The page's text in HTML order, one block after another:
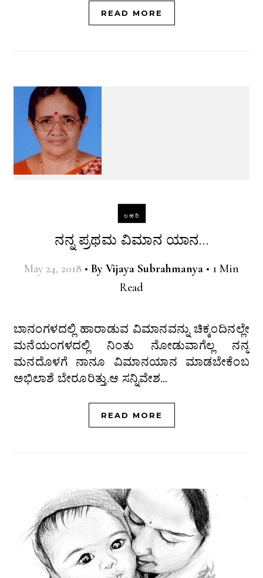
READ MORE
ಲಹರಿ
ನನ್ನ ಪ್ರಥಮ ವಿಮಾನ ಯಾನ…
May 24, 2018 • By Vijaya Subrahmanya • 1 Min
Read
ಬಾನಂಗಳದಲ್ಲಿ ಹಾರಾಡುವ ವಿಮಾನವನ್ನು ಚಿಕ್ಕಂದಿನಲ್ಲೇ
ಮನೆಯಂಗಳದಲ್ಲಿ ನಿಂತು ನೋಡುವಾಗೆಲ್ಲ ನನ್ನ
ಮನದೊಳಗೆ ನಾನೂ ವಿಮಾನಯಾನ ಮಾಡಬೇಕೆಂಬ
ಅಭಿಲಾಶೆ ಬೇರೂರಿತ್ತು.ಆ ಸನ್ನಿವೇಶ…
READ MORE